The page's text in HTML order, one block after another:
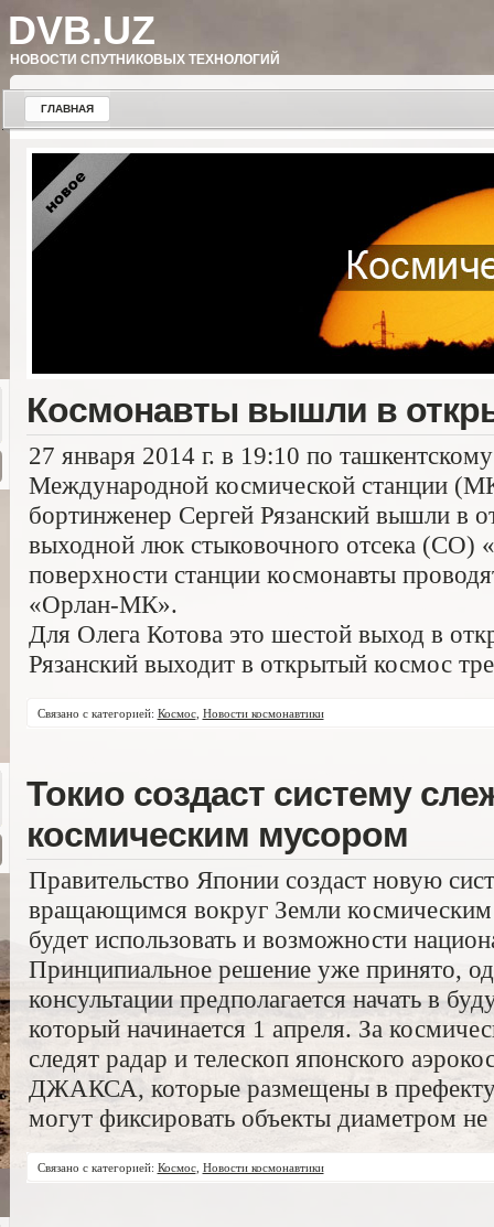
DVB.UZ
НОВОСТИ СПУТНИКОВЫХ ТЕХНОЛОГИЙ
ГЛАВНАЯ
Космонавты вышли в
27 января 2014 г. в 19:10 по
Международной космической станции
бортинженер Сергей Рязанский вышли в
выходной люк стыковочного отсека (СО)
поверхности станции космонавты
«Орлан-МК».
Для Олега Котова это шестой выход в
Рязанский выходит в открытый космос
Связано с категорией: Космос, Новости космонавтики
Токио создаст систему
космическим мусором
Правительство Японии создаст новую
вращающимся вокруг Земли
будет использовать и возможности
Принципиальное решение уже принято,
консультации предполагается начать в
который начинается 1 апреля. За
следят радар и телескоп японского
ДЖАКСА, которые размещены в
могут фиксировать объекты диаметром
Связано с категорией: Космос, Новости космонавтики